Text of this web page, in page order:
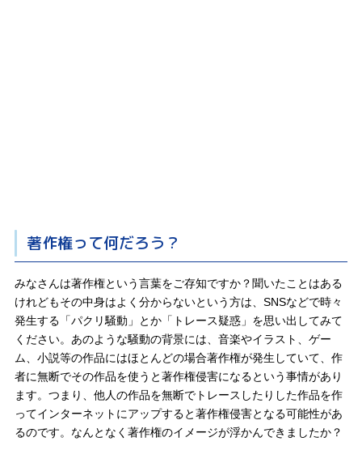
著作権って何だろう？
みなさんは著作権という言葉をご存知ですか？聞いたことはある
けれどもその中身はよく分からないという方は、SNSなどで時々
発生する「パクリ騒動」とか「トレース疑惑」を思い出してみて
ください。あのような騒動の背景には、音楽やイラスト、ゲー
ム、小説等の作品にはほとんどの場合著作権が発生していて、作
者に無断でその作品を使うと著作権侵害になるという事情があり
ます。つまり、他人の作品を無断でトレースしたりした作品を作
ってインターネットにアップすると著作権侵害となる可能性があ
るのです。なんとなく著作権のイメージが浮かんできましたか？